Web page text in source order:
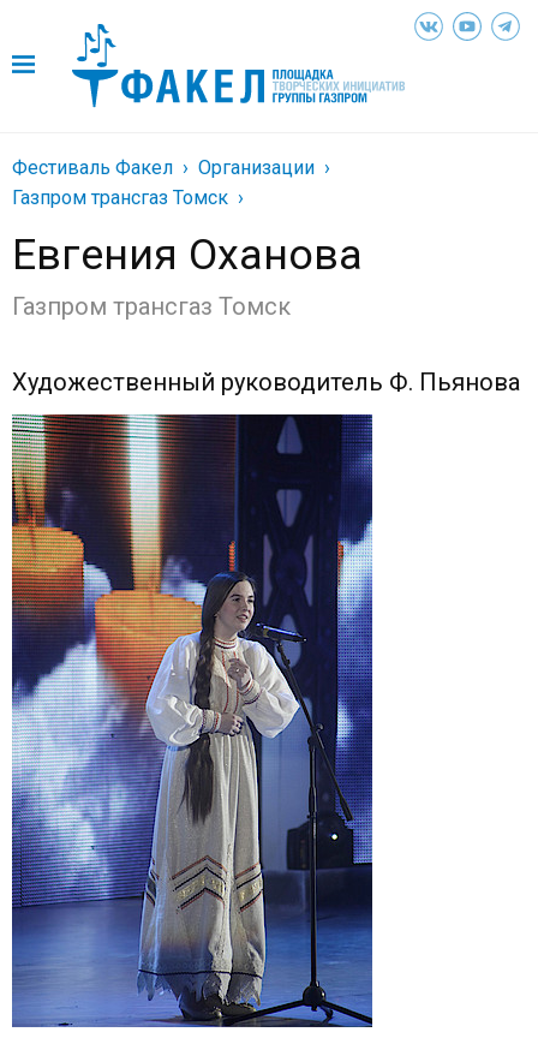
Фестиваль Факел
Организации
Газпром трансгаз Томск
Евгения Оханова
Газпром трансгаз Томск
Художественный руководитель Ф. Пьянова